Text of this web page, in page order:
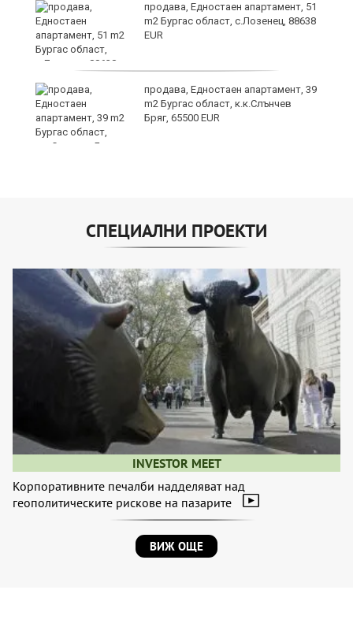
продава, Едностаен апартамент, 51
m2 Бургас област, с.Лозенец, 88638
EUR
продава, Едностаен апартамент, 39
m2 Бургас област, к.к.Слънчев
Бряг, 65500 EUR
СПЕЦИАЛНИ ПРОЕКТИ
INVESTOR MEET
Корпоративните печалби надделяват над
геополитическите рискове на пазарите
ВИЖ ОЩЕ